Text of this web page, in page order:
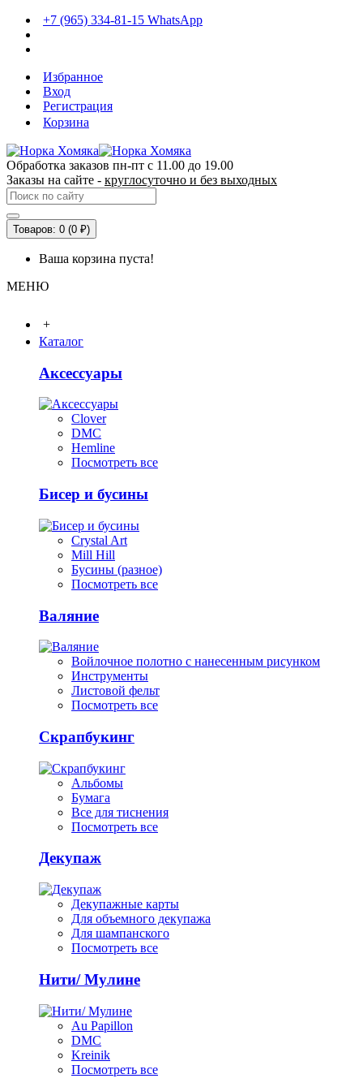
+7 (965) 334-81-15 WhatsApp
Избранное
Вход
Регистрация
Корзина
Обработка заказов пн-пт с 11.00 до 19.00
Заказы на сайте - круглосуточно и без выходных
Товаров: 0 (0 ₽)
Ваша корзина пуста!
МЕНЮ
+
Каталог
Аксессуары
Clover
DMC
Hemline
Посмотреть все
Бисер и бусины
Crystal Art
Mill Hill
Бусины (разное)
Посмотреть все
Валяние
Войлочное полотно с нанесенным рисунком
Инструменты
Листовой фельт
Посмотреть все
Скрапбукинг
Альбомы
Бумага
Все для тиснения
Посмотреть все
Декупаж
Декупажные карты
Для объемного декупажа
Для шампанского
Посмотреть все
Нити/ Мулине
Au Papillon
DMC
Kreinik
Посмотреть все